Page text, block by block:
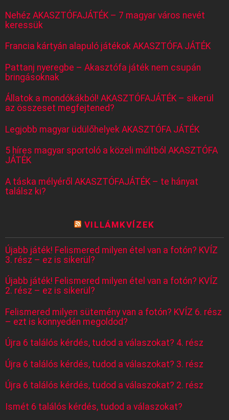
Nehéz AKASZTÓFAJÁTÉK – 7 magyar város nevét
keressük
Francia kártyán alapuló játékok AKASZTÓFA JÁTÉK
Pattanj nyeregbe – Akasztófa játék nem csupán
bringásoknak
Állatok a mondókákból! AKASZTÓFAJÁTÉK – sikerül
az összeset megfejtened?
Legjobb magyar üdülőhelyek AKASZTÓFA JÁTÉK
5 híres magyar sportoló a közeli múltból AKASZTÓFA
JÁTÉK
A táska mélyéről AKASZTÓFAJÁTÉK – te hányat
találsz ki?
VILLÁMKVÍZEK
Újabb játék! Felismered milyen étel van a fotón? KVÍZ
3. rész – ez is sikerül?
Újabb játék! Felismered milyen étel van a fotón? KVÍZ
2. rész – ez is sikerül?
Felismered milyen sütemény van a fotón? KVÍZ 6. rész
– ezt is könnyedén megoldod?
Újra 6 találós kérdés, tudod a válaszokat? 4. rész
Újra 6 találós kérdés, tudod a válaszokat? 3. rész
Újra 6 találós kérdés, tudod a válaszokat? 2. rész
Ismét 6 találós kérdés, tudod a válaszokat?